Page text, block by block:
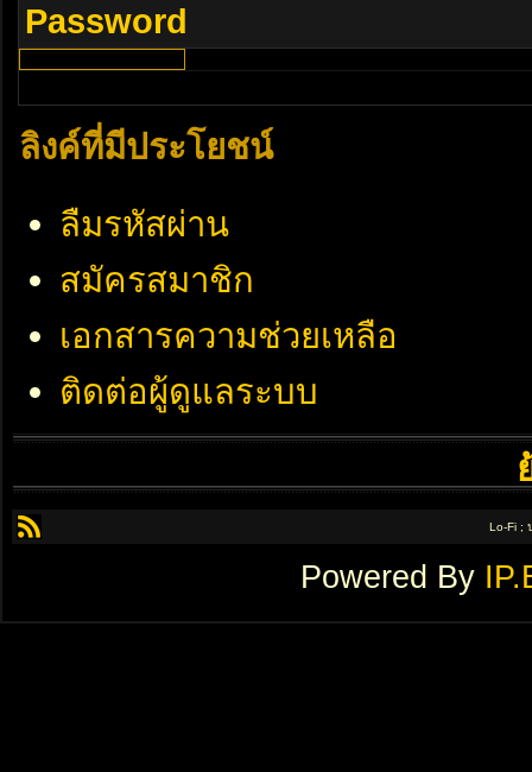
Password
ลิงค์ที่มีประโยชน์
ลืมรหัสผ่าน
สมัครสมาชิก
เอกสารความช่วยเหลือ
ติดต่อผู้ดูแลระบบ
Lo-Fi ;
Powered By